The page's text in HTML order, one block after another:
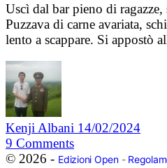
Uscì dal bar pieno di
Puzzava di carne avariata,
lento a scappare. Si appostò
Kenji Albani 14/02/2024
9 Comments
© 2026 - Edizioni Open-